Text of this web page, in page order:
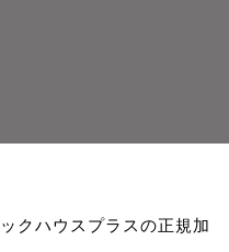
クハウスプラスの正規加